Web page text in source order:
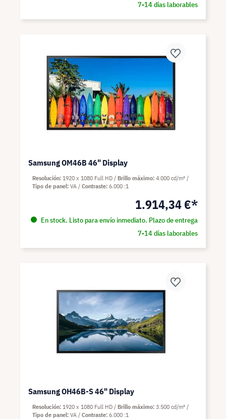
7-14 días laborables
Samsung OM46B 46" Display
1.914,34 €*
En stock. Listo para envío inmediato. Plazo de entrega
7-14 días laborables
Resolución 1920 x 1080 Full HD Brillo máximo 4.000 cd/m²
Tipo de panel VA Contraste 6.000 :1
Samsung OH46B-S 46" Display
Resolución 1920 x 1080 Full HD Brillo máximo 3.500 cd/m²
Tipo de panel VA Contraste 6.000 :1